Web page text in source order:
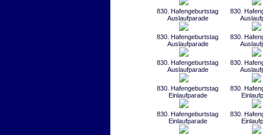
830. Hafengeburtstag
Auslaufparade
830.
830. Hafengeburtstag
Auslaufparade
830.
830. Hafengeburtstag
Auslaufparade
830.
830. Hafengeburtstag
Einlaufparade
830.
830. Hafengeburtstag
Einlaufparade
830.